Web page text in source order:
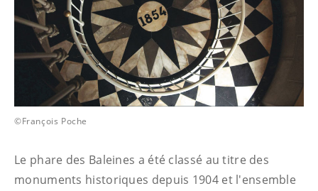
©François Poche
Le phare des Baleines a été classé au titre des
monuments historiques depuis 1904 et l'ensemble